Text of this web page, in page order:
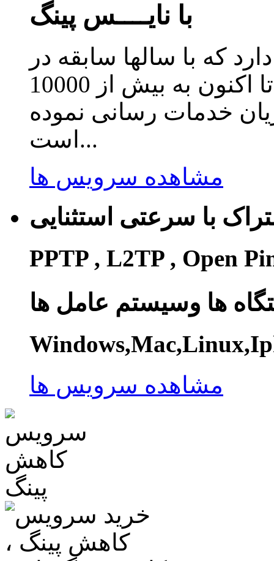
با نایــــس پینگ
که با سالها سابقه در
زمینه ارائه سرویس کاهش پینگ تا اکنون به بیش از 10000
خدمات رسانی نموده
است...
مشاهده سرویس ها
با سرعتی استثنایی
PPTP , L2TP , Open
ها وسیستم عامل ها
مشاهده سرویس ها